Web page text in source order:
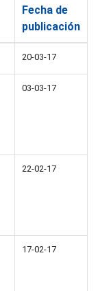
Fecha de
publicación
20-03-17
03-03-17
22-02-17
17-02-17